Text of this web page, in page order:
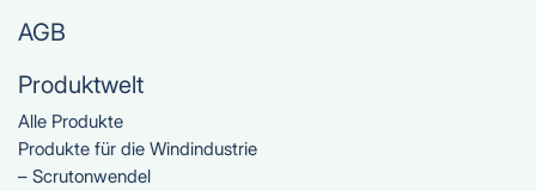
AGB
Produktwelt
Alle Produkte
Produkte für die Windindustrie
– Scrutonwendel